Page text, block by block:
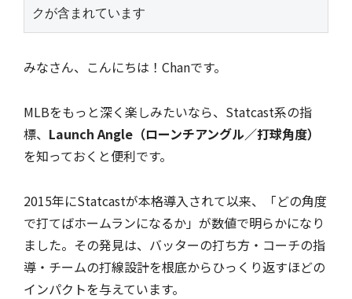
クが含まれています
みなさん、こんにちは！Chanです。
MLBをもっと深く楽しみたいなら、Statcast系の指
標、 Launch Angle（ローンチアングル／打球角度）
を知っておくと便利です。
2015年にStatcastが本格導入されて以来、「どの角度
で打てばホームランになるか」が数値で明らかになり
ました。その発見は、バッターの打ち方・コーチの指
導・チームの打線設計を根底からひっくり返すほどの
インパクトを与えています。